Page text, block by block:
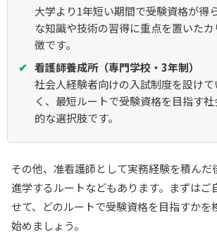
大学より1年短い期間で受験資格が得
な知識や技術の習得に重点を置いた
徴です。
看護師養成所（専門学校・3年制）
社会人経験者向けの入試制度を設け
く、最短ルートで受験資格を目指す
的な選択肢です。
その他、准看護師として実務経験を積んだ
進学するルートなどもあります。まずはご
せて、どのルートで受験資格を目指すかを
始めましょう。